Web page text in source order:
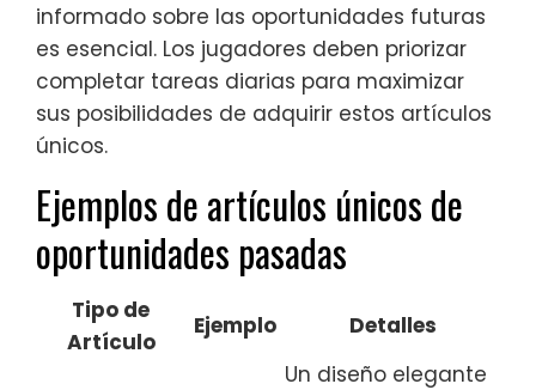
informado sobre las oportunidades futuras
es esencial. Los jugadores deben priorizar
completar tareas diarias para maximizar
sus posibilidades de adquirir estos artículos
únicos.
Ejemplos de artículos únicos de
oportunidades pasadas
Tipo de
Artículo
Ejemplo Detalles
Un diseño elegante